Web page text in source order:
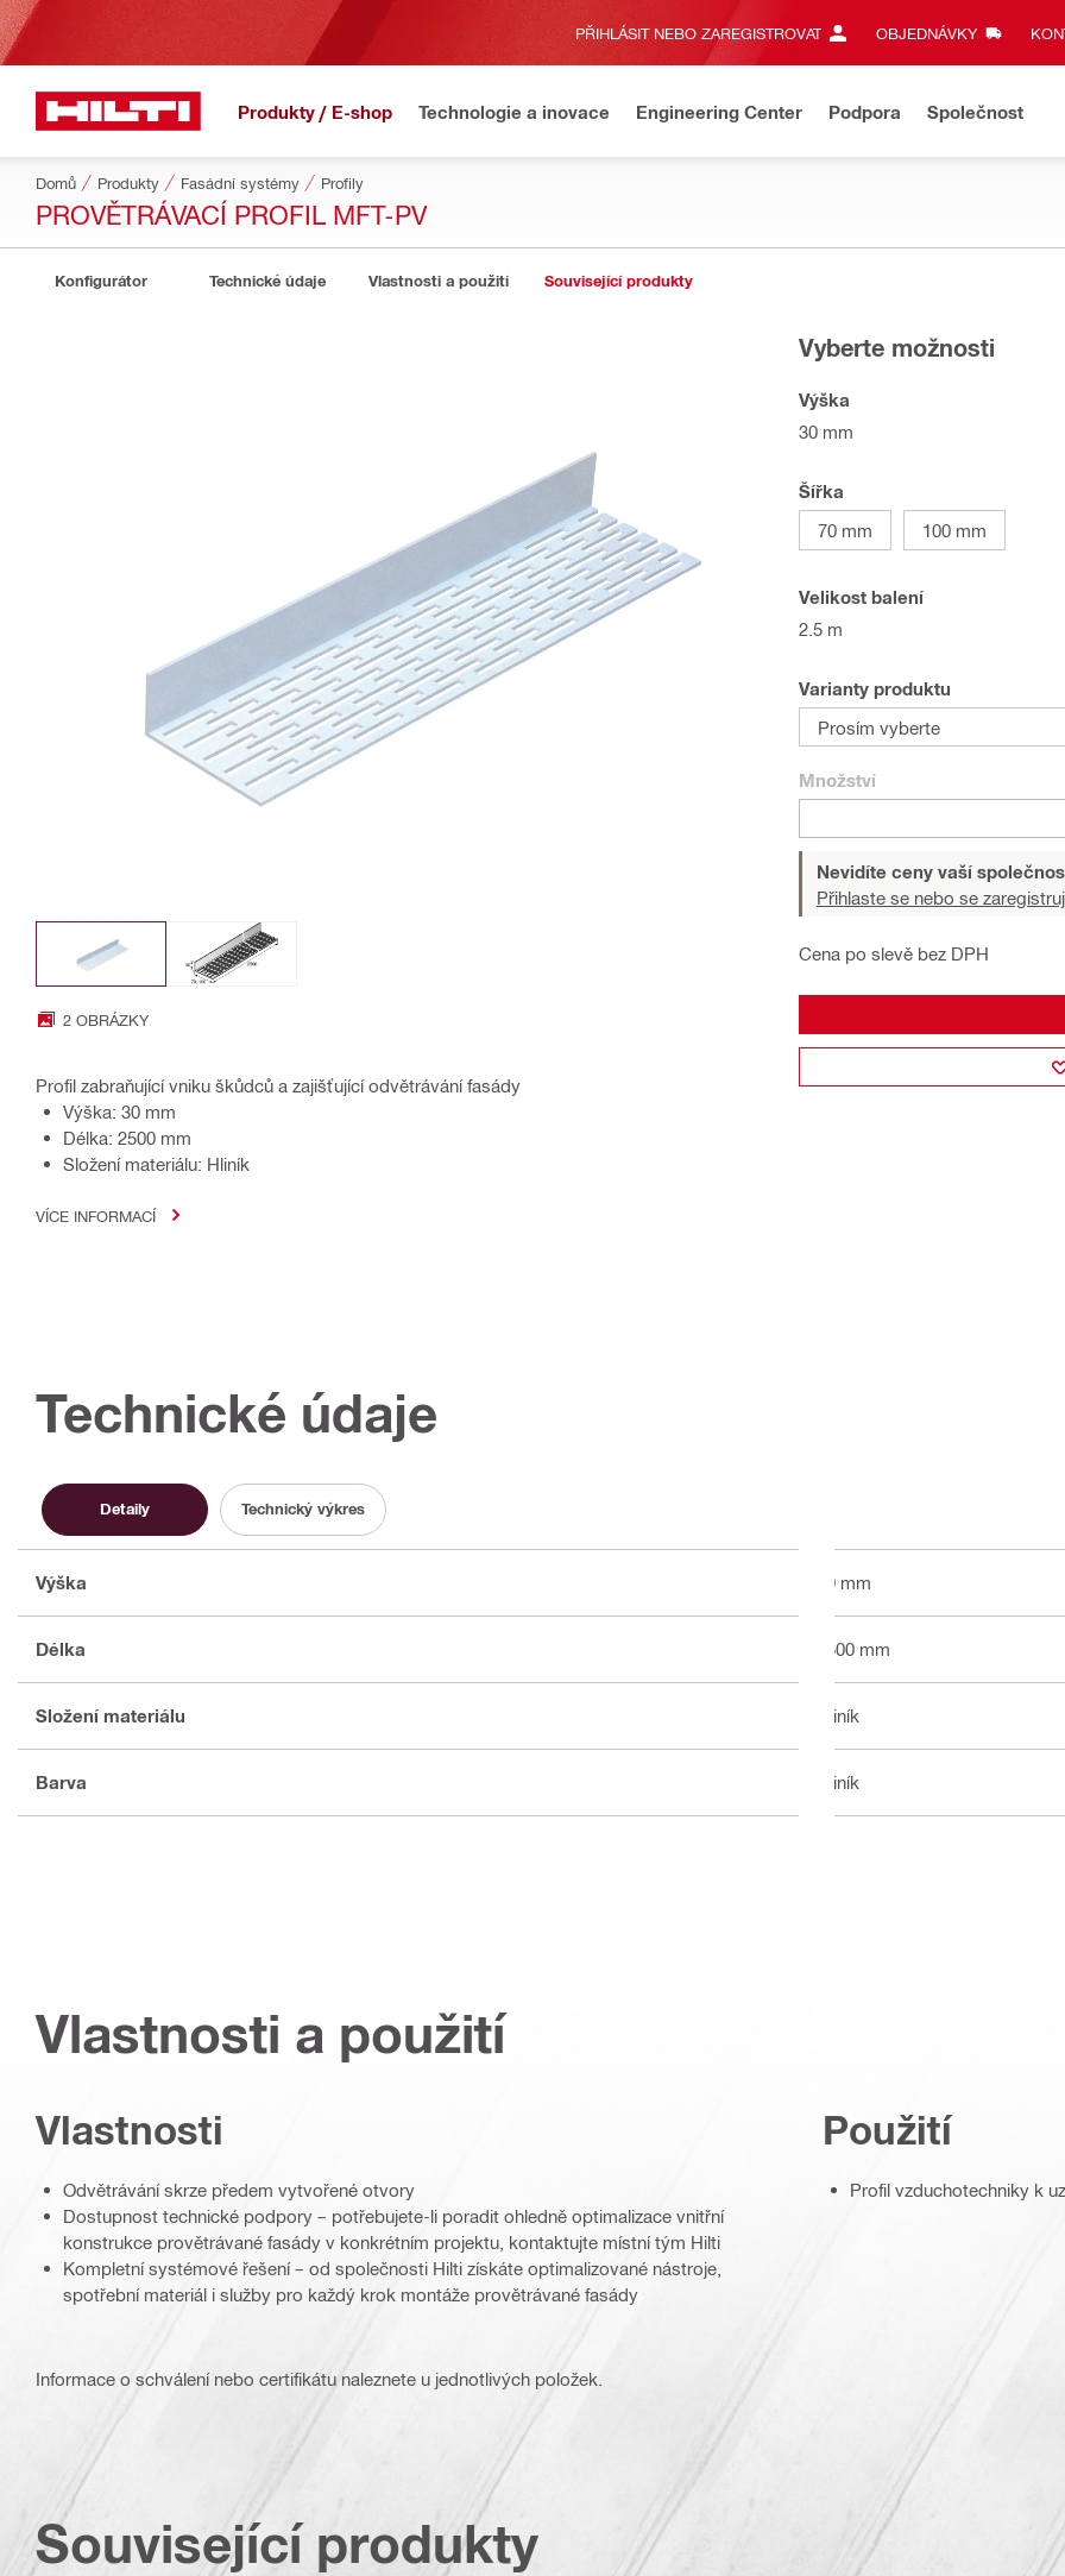
PŘIHLÁSIT NEBO ZAREGISTROVAT OBJEDNÁVKY
Produkty / E-shop Technologie a inovace Engineering Center Podpora Společnost
Domů Produkty Fasádní systémy Profily
PROVĚTRÁVACÍ PROFIL MFT-PV
Konfigurátor Technické údaje Vlastnosti a použití Související produkty
2 OBRÁZKY
Profil zabraňující vniku škůdců a zajišťující odvětrávání fasády
Výška: 30 mm
Délka: 2500 mm
Složení materiálu: Hliník
VÍCE INFORMACÍ
Vyberte možnosti
Výška
30 mm
Šířka
70 mm
100 mm
Velikost balení
2.5 m
Varianty produktu
Prosím vyberte
Množství
Nevidíte ceny vaší
Přihlaste se nebo se
Cena po slevě bez DPH
Technické údaje
Detaily Technický výkres
Výška 30 mm
Délka 2500 mm
Složení materiálu Hliník
Barva Hliník
Vlastnosti a použití
Vlastnosti
Odvětrávání skrze předem vytvořené otvory
Dostupnost technické podpory – potřebujete-li poradit ohledně optimalizace vnitřní
konstrukce provětrávané fasády v konkrétním projektu, kontaktujte místní tým Hilti
Kompletní systémové řešení – od společnosti Hilti získáte optimalizované nástroje,
spotřební materiál i služby pro každý krok montáže provětrávané fasády
Použití
Profil vzduchotechniky k
Informace o schválení nebo certifikátu naleznete u jednotlivých položek.
Související produkty